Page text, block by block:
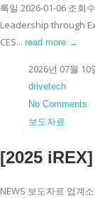
록일 2026-01-06 조회
Leadership through
CES... read more →
2026년 07월 10
drivetech
No Comments
보도자료
[2025
NEWS 보도자료 업계